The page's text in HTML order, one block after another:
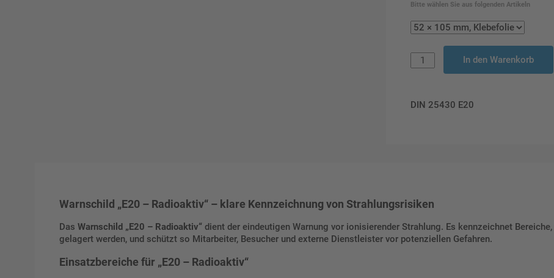
Bitte wählen Sie aus folgenden Artikeln
In den Warenkorb
DIN 25430 E20
Warnschild „E20 – Radioaktiv“ – klare Kennzeichnung von Strahlungsrisiken
Das Warnschild „E20 – Radioaktiv“ dient der eindeutigen Warnung vor ionisierender Strahlung. Es kennzeichnet
gelagert werden, und schützt so Mitarbeiter, Besucher und externe Dienstleister vor potenziellen Gefahren.
Einsatzbereiche für „E20 – Radioaktiv“